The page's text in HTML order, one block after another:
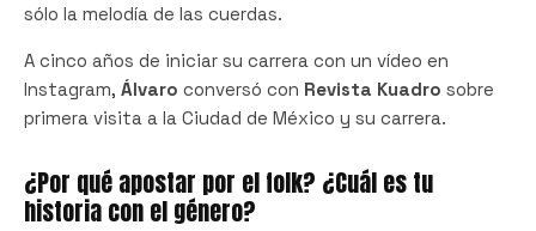
sólo la melodía de las cuerdas.
A cinco años de iniciar su carrera con un vídeo en
Instagram, Álvaro conversó con Revista Kuadro sobre
primera visita a la Ciudad de México y su carrera.
¿Por qué apostar por el folk? ¿Cuál es tu
historia con el género?